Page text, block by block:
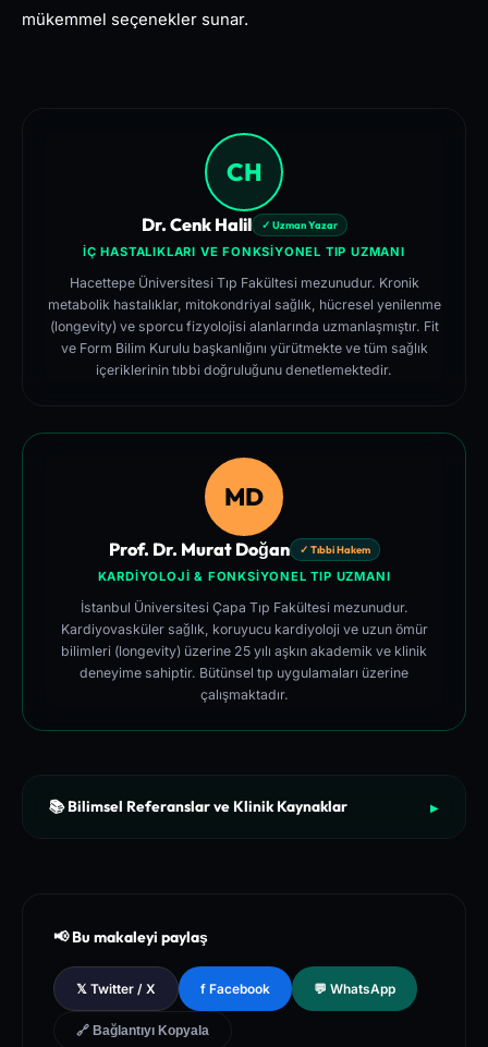
mükemmel seçenekler sunar.
CH
Dr. Cenk Halil ✓ Uzman Yazar
İÇ HASTALIKLARI VE FONKSIYONEL TIP UZMANI
Hacettepe Üniversitesi Tıp Fakültesi mezunudur. Kronik
metabolik hastalıklar, mitokondriyal sağlık, hücresel yenilenme
(longevity) ve sporcu fizyolojisi alanlarında uzmanlaşmıştır. Fit
ve Form Bilim Kurulu başkanlığını yürütmekte ve tüm sağlık
içeriklerinin tıbbi doğruluğunu denetlemektedir.
MD
Prof. Dr. Murat Doğan ✓ Tıbbi Hakem
KARDIYOLOJI & FONKSIYONEL TIP UZMANI
İstanbul Üniversitesi Çapa Tıp Fakültesi mezunudur.
Kardiyovasküler sağlık, koruyucu kardiyoloji ve uzun ömür
bilimleri (longevity) üzerine 25 yılı aşkın akademik ve klinik
deneyime sahiptir. Bütünsel tıp uygulamaları üzerine
çalışmaktadır.
📚 Bilimsel Referanslar ve Klinik Kaynaklar ▶
l Database of Peer-Reviewed Clinical Trials
[3]
The Lancet - Global Health and Preventive Medicine Guidel
ines for Chronic Metabolic Syndrome Management
📢 Bu makaleyi paylaş
𝕏 Twitter / X f Facebook 💬 WhatsApp
🔗 Bağlantıyı Kopyala